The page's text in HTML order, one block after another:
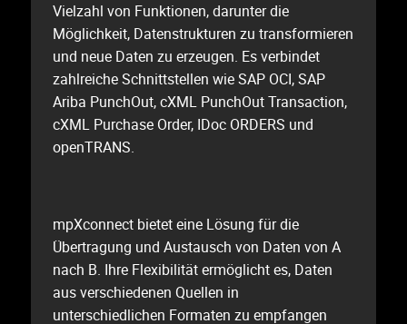
Vielzahl von Funktionen, darunter die
Möglichkeit, Datenstrukturen zu transformieren
und neue Daten zu erzeugen. Es verbindet
zahlreiche Schnittstellen wie SAP OCI, SAP
Ariba PunchOut, cXML PunchOut Transaction,
cXML Purchase Order, IDoc ORDERS und
openTRANS.
mpXconnect bietet eine Lösung für die
Übertragung und Austausch von Daten von A
nach B. Ihre Flexibilität ermöglicht es, Daten
aus verschiedenen Quellen in
unterschiedlichen Formaten zu empfangen